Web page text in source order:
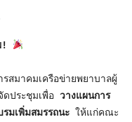
!
มาคมเครือข่ายพยาบาลผู้
ประชุมเพื่อ วางแผนการ
รมเพิ่มสมรรถนะ ให้แก่คณะ